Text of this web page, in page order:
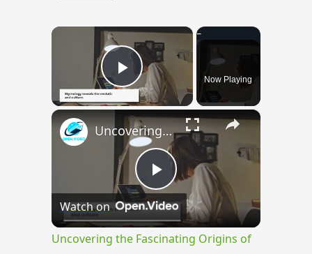
×
Play VideoNow Playing
×
Play
Video
Uncovering the Fascinating Origins of Words: A Journey Through Time with Dictionaries
Watch on
Uncovering the Fascinating Origins of